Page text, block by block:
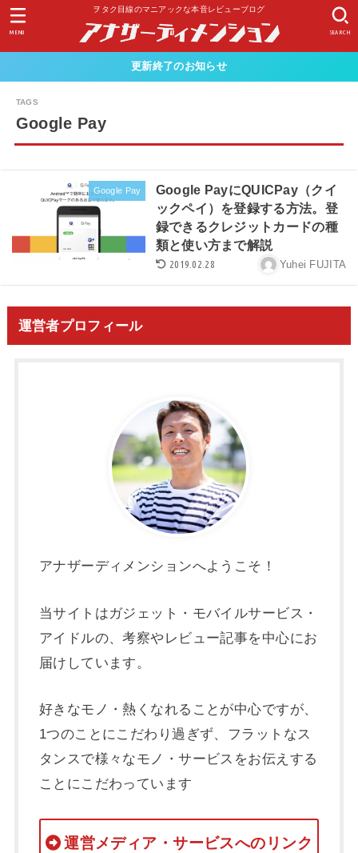
ヲタク目線のマニアックな本音レビューブログ
SEARCH
MENU
更新終了のお知らせ
Google Pay
Google Pay
Google PayにQUICPay（クイ
ックペイ）を登録する方法。登
録できるクレジットカードの種
類と使い方まで解説
2019.02.28 Yuhei FUJITA
運営者プロフィール
アナザーディメンションへようこそ！
当サイトはガジェット・モバイルサービス・
アイドルの、考察やレビュー記事を中心にお
届けしています。
好きなモノ・熱くなれることが中心ですが、
1つのことにこだわり過ぎず、フラットなス
タンスで様々なモノ・サービスをお伝えする
ことにこだわっています
運営メディア・サービスへのリンク